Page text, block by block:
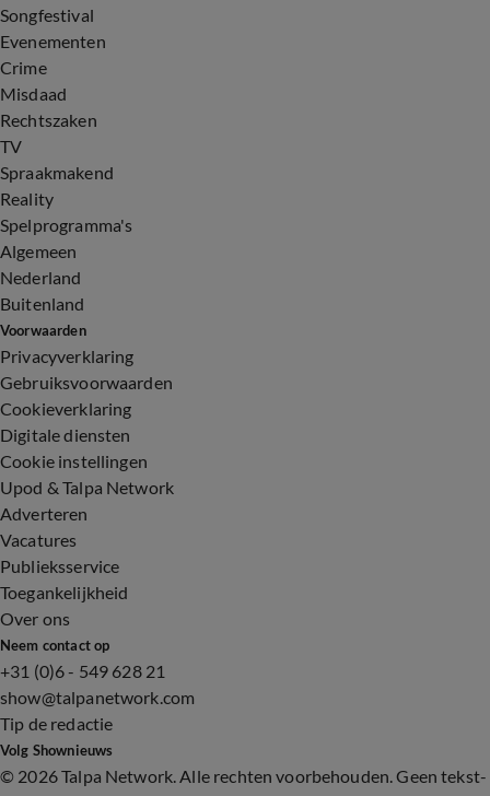
Songfestival
Evenementen
Crime
Misdaad
Rechtszaken
TV
Spraakmakend
Reality
Spelprogramma's
Algemeen
Nederland
Buitenland
Voorwaarden
Privacyverklaring
Gebruiksvoorwaarden
Cookieverklaring
Digitale diensten
Cookie instellingen
Upod & Talpa Network
Adverteren
Vacatures
Publieksservice
Toegankelijkheid
Over ons
Neem contact op
+31 (0)6 - 549 628 21
show@talpanetwork.com
Tip de redactie
Volg Shownieuws
© 2026 Talpa Network. Alle rechten voorbehouden. Geen tekst-